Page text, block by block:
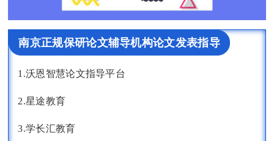
南京正规保研论文辅导机构论文发表指导
1.沃恩智慧论文指导平台
2.星途教育
3.学长汇教育